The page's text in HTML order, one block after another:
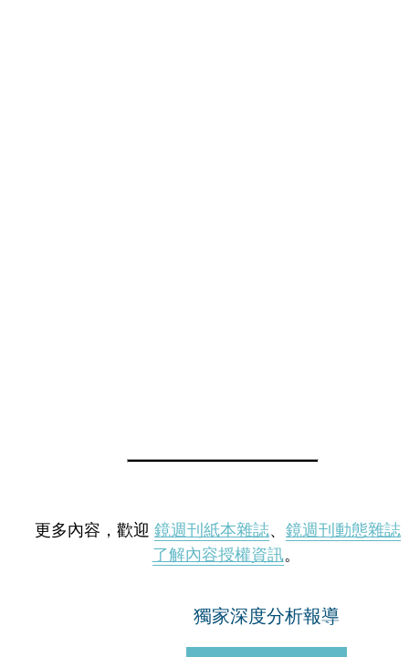
更多內容，歡迎 鏡週刊紙本雜誌、 鏡週刊動態雜誌
了解內容授權資訊。
獨家深度分析報導